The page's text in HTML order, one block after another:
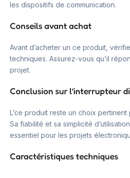
les dispositifs de communication.
Conseils avant achat
Avant d’acheter un ce produit,
techniques. Assurez-vous qu’il
projet.
Conclusion sur l’interrupteur
L’ce produit reste un choix
Sa fiabilité et sa simplicité
essentiel pour les projets
Caractéristiques techniques